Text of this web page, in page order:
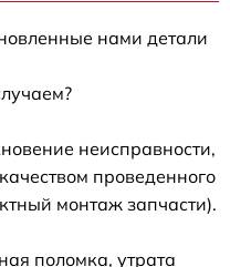
нами детали
неисправности,
проведенного
монтаж запчасти).
поломка, утрата